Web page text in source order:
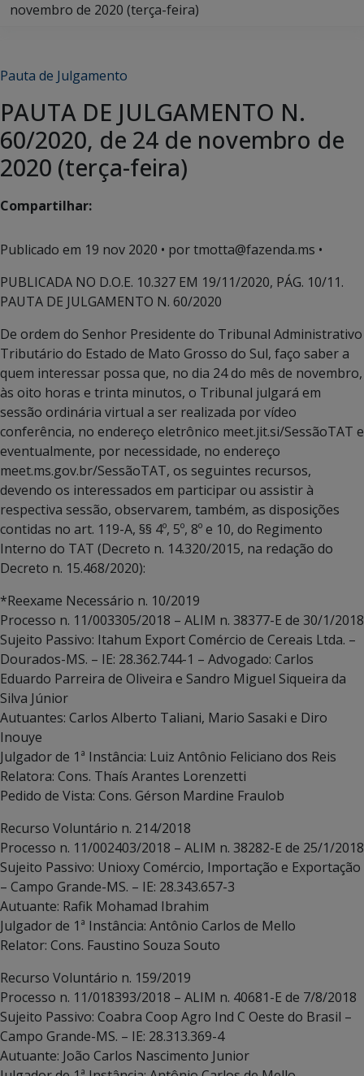
novembro de 2020 (terça-feira)
Pauta de Julgamento
PAUTA DE JULGAMENTO N.
60/2020, de 24 de novembro de
2020 (terça-feira)
Compartilhar:
Publicado em 19 nov 2020 • por tmotta@fazenda.ms •
PUBLICADA NO D.O.E. 10.327 EM 19/11/2020, PÁG. 10/11.
PAUTA DE JULGAMENTO N. 60/2020
De ordem do Senhor Presidente do Tribunal Administrativo
Tributário do Estado de Mato Grosso do Sul, faço saber a
quem interessar possa que, no dia 24 do mês de novembro,
às oito horas e trinta minutos, o Tribunal julgará em
sessão ordinária virtual a ser realizada por vídeo
conferência, no endereço eletrônico meet.jit.si/SessãoTAT e
eventualmente, por necessidade, no endereço
meet.ms.gov.br/SessãoTAT, os seguintes recursos,
devendo os interessados em participar ou assistir à
respectiva sessão, observarem, também, as disposições
contidas no art. 119-A, §§ 4º, 5º, 8º e 10, do Regimento
Interno do TAT (Decreto n. 14.320/2015, na redação do
Decreto n. 15.468/2020):
*Reexame Necessário n. 10/2019
Processo n. 11/003305/2018 – ALIM n. 38377-E de 30/1/2018
Sujeito Passivo: Itahum Export Comércio de Cereais Ltda. –
Dourados-MS. – IE: 28.362.744-1 – Advogado: Carlos
Eduardo Parreira de Oliveira e Sandro Miguel Siqueira da
Silva Júnior
Autuantes: Carlos Alberto Taliani, Mario Sasaki e Diro
Inouye
Julgador de 1ª Instância: Luiz Antônio Feliciano dos Reis
Relatora: Cons. Thaís Arantes Lorenzetti
Pedido de Vista: Cons. Gérson Mardine Fraulob
Recurso Voluntário n. 214/2018
Processo n. 11/002403/2018 – ALIM n. 38282-E de 25/1/2018
Sujeito Passivo: Unioxy Comércio, Importação e Exportação
– Campo Grande-MS. – IE: 28.343.657-3
Autuante: Rafik Mohamad Ibrahim
Julgador de 1ª Instância: Antônio Carlos de Mello
Relator: Cons. Faustino Souza Souto
Recurso Voluntário n. 159/2019
Processo n. 11/018393/2018 – ALIM n. 40681-E de 7/8/2018
Sujeito Passivo: Coabra Coop Agro Ind C Oeste do Brasil –
Campo Grande-MS. – IE: 28.313.369-4
Autuante: João Carlos Nascimento Junior